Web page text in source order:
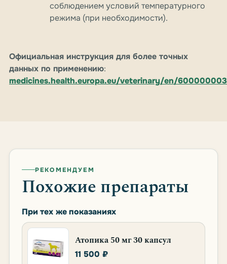
соблюдением условий температурного
режима (при необходимости).
Официальная инструкция для более точных
данных по применению:
medicines.health.europa.eu/veterinary/en/
РЕКОМЕНДУЕМ
Похожие препараты
При тех же показаниях
Атопика 50 мг 30 капсул
11 500 ₽